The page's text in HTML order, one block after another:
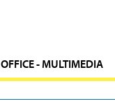
OFFICE - MULTIMEDIA